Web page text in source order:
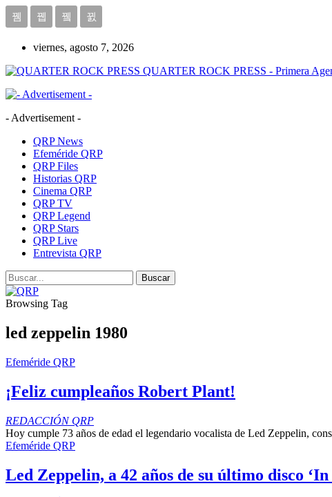
viernes, agosto 7, 2026
QUARTER ROCK PRESS - Primera
- Advertisement -
QRP News
Efeméride QRP
QRP Files
Historias QRP
Cinema QRP
QRP TV
QRP Legend
QRP Stars
QRP Live
Entrevista QRP
Browsing Tag
led zeppelin 1980
Efeméride QRP
¡Feliz cumpleaños Robert Plant!
REDACCIÓN QRP
Hoy cumple 73 años de edad el legendario vocalista de Led Zeppelin,
Efeméride QRP
Led Zeppelin, a 42 años de su último disco